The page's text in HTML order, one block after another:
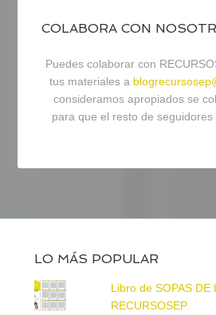
COLABORA CON
Puedes colaborar con
tus materiales a
consideramos apropiados se
para que el resto de
LO MÁS POPULAR
Libro de SOPAS DE
RECURSOSEP